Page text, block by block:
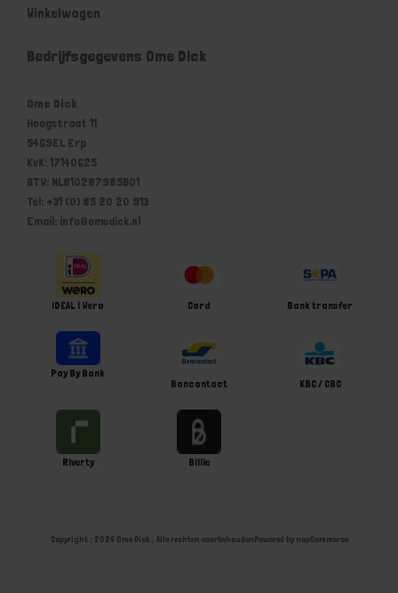
Winkelwagen
Bedrijfsgegevens Ome Dick
Ome Dick
Hoogstraat 11
5469EL Erp
KvK: 17140625
BTW: NL810287985B01
Tel: +31 (0) 85 20 20 913
Email: info@omedick.nl
iDEAL | Wero Card Bank transfer
Pay By Bank
Bancontact
KBC / CBC
Riverty Billie
Copyright ; 2026 Ome Dick . Alle rechten voorbehoudenPowered by nopCommerce